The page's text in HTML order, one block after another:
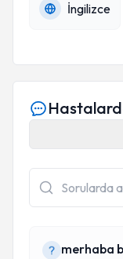
İngilizce
merhaba